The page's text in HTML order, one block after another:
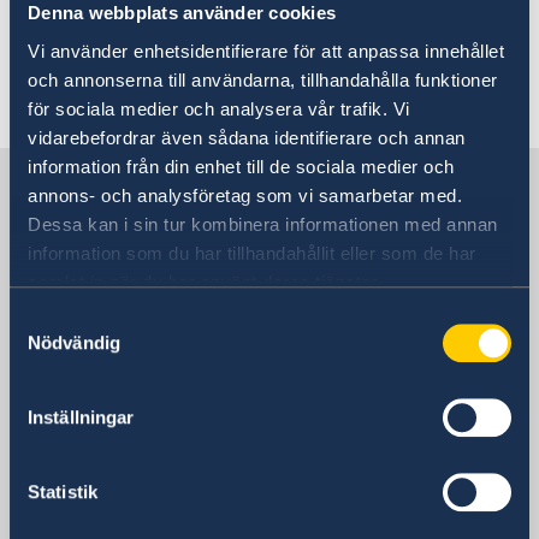
Denna webbplats använder cookies
Vi använder enhetsidentifierare för att anpassa innehållet
och annonserna till användarna, tillhandahålla funktioner
för sociala medier och analysera vår trafik. Vi
vidarebefordrar även sådana identifierare och annan
information från din enhet till de sociala medier och
annons- och analysföretag som vi samarbetar med.
Dessa kan i sin tur kombinera informationen med annan
information som du har tillhandahållit eller som de har
samlat in när du har använt deras tjänster.
Nödvändig
Inställningar
Statistik
Ansöka om pass på ambassaden
Senast uppdaterad 27 feb. 2025, 12.54
Sverige i Egypten
SVERIGES AMBASSAD
13, Mohamed Mazhar St.
Postadress
Zamalek, Cairo